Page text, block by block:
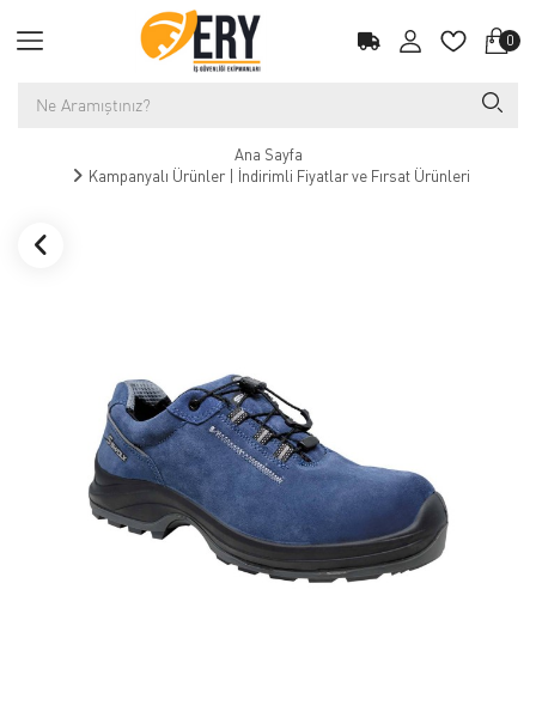
0
Ana Sayfa
Kampanyalı Ürünler | İndirimli Fiyatlar ve Fırsat Ürünleri